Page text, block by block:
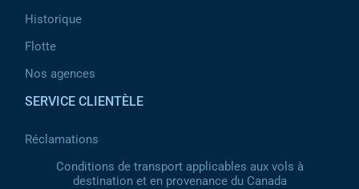
Historique
Flotte
Nos agences
SERVICE CLIENTÈLE
Réclamations
Conditions de transport applicables aux vols à
destination et en provenance du Canada